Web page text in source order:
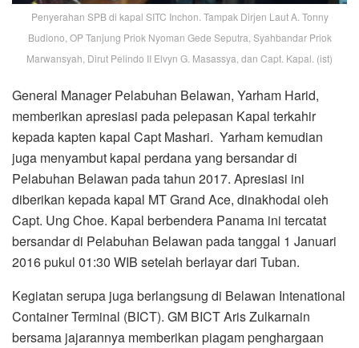
Penyerahan SPB di kapal SITC Inchon. Tampak Dirjen Laut A. Tonny
Budiono, OP Tanjung Priok Nyoman Gede Seputra, Syahbandar Priok
Marwansyah, Dirut Pelindo II Elvyn G. Masassya, dan Capt. Kapal. (ist)
General Manager Pelabuhan Belawan, Yarham Harid,
memberikan apresiasi pada pelepasan Kapal terkahir
kepada kapten kapal Capt Mashari. Yarham kemudian
juga menyambut kapal perdana yang bersandar di
Pelabuhan Belawan pada tahun 2017. Apresiasi ini
diberikan kepada kapal MT Grand Ace, dinakhodai oleh
Capt. Ung Choe. Kapal berbendera Panama ini tercatat
bersandar di Pelabuhan Belawan pada tanggal 1 Januari
2016 pukul 01:30 WIB setelah berlayar dari Tuban.
Kegiatan serupa juga berlangsung di Belawan Intenational
Container Terminal (BICT). GM BICT Aris Zulkarnain
bersama jajarannya memberikan piagam penghargaan